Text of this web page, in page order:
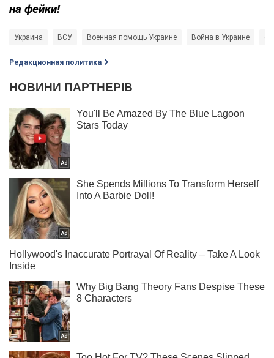
на фейки!
Украина ВСУ Военная помощь Украине Война в Украине
Редакционная политика